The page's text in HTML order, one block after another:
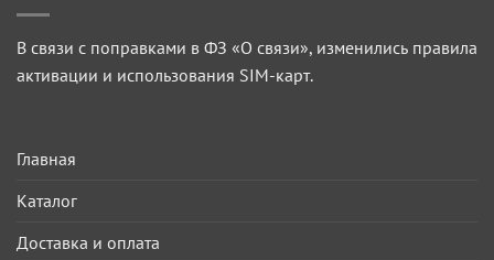
В связи с поправками в ФЗ «О связи», изменились правила
активации и использования SIM-карт.
Главная
Каталог
Доставка и оплата